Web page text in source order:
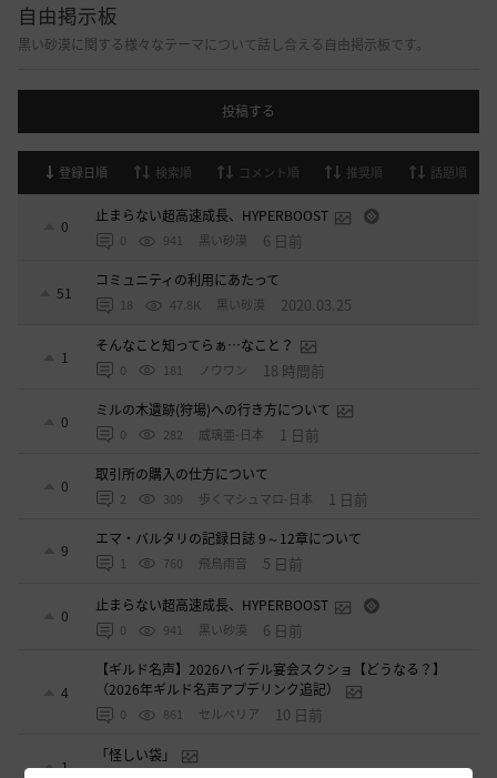
自由掲示板
黒い砂漠に関する様々なテーマについて話し合える自由掲示板です。
投稿する
登録日順 検索順 コメント順 推奨順 話題順
0
止まらない超高速成長、HYPERBOOST
0 941 黒い砂漠 6 日前
51
コミュニティの利用にあたって
18 47.8K 黒い砂漠 2020.03.25
1
そんなこと知ってらぁ…なこと？
0 181 ノウワン 18 時間前
0
ミルの木遺跡(狩場)への行き方について
0 282 威璃亜-日本 1 日前
0
取引所の購入の仕方について
2 309 歩くマシュマロ-日本 1 日前
9
エマ・バルタリの記録日誌 9～12章について
1 760 飛鳥雨音 5 日前
0
止まらない超高速成長、HYPERBOOST
0 941 黒い砂漠 6 日前
4
【ギルド名声】2026ハイデル宴会スクショ【どうなる？】
（2026年ギルド名声アプデリンク追記）
0 861 セルベリア 10 日前
1
「怪しい袋」